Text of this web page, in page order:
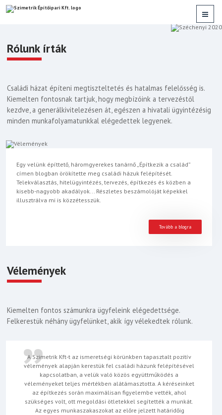
Rólunk írták
Családi házat építeni megtiszteltetés és hatalmas felelősség is.
Kiemelten fontosnak tartjuk, hogy megbízóink a tervezéstől
kezdve, a generálkivitelezésen át, egészen a hivatali ügyintézésig
minden munkafolyamatunkkal elégedettek legyenek.
Egy velünk építtető, háromgyerekes tanárnő „Építkezik a család”
címen blogban örökítette meg családi házuk felépítését.
Telekválasztás, hitelügyintézés, tervezés, építkezés és közben a
kisebb-nagyobb akadályok... Részletes beszámolóját képekkel
illusztrálva mi is közzétesszük.
Tovább a blogra
Vélemények
Kiemelten fontos számunkra ügyfeleink elégedettsége.
Felkerestük néhány ügyfelünket, akik így vélekedtek rólunk.
A Szimetrik Kft-t az ismeretségi körünkben tapasztalt pozitív
vélemények alapján kerestük fel családi házunk felépítésével
kapcsolatban, a velük való közös együttműködés a
véleményeket teljes mértékben alátámasztotta. A kéréseinket
az építkezés során maximálisan figyelembe vették, ahol
szükséges volt, ott megoldási ötletekkel segítették a munkát.
Az egyes munkaszakaszokat az előre jelzett határidőig